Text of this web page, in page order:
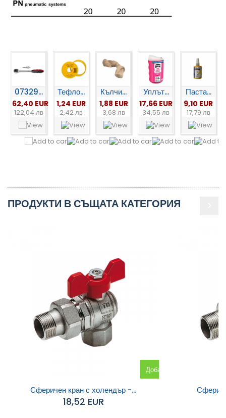
07329...
62,40 EUR
122,04 лв
Тефло...
1,24 EUR
2,42 лв
Кълчи...
1,88 EUR
3,68 лв
Уплът...
17,66 EUR
34,55 лв
Паста...
9,10 EUR
17,79 лв
ПРОДУКТИ В СЪЩАТА КАТЕГОРИЯ
Добавяне
Сферичен кран с холендър -...
18,52 EUR